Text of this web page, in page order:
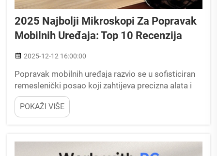
2025 Najbolji Mikroskopi Za Popravak
Mobilnih Uređaja: Top 10 Recenzija
2025-12-12 16:00:00
Popravak mobilnih uređaja razvio se u sofisticiran
remeslenički posao koji zahtijeva precizna alata i
izuzetnu vizualnu jasnoću. Savremeni pametni
telefoni ugrađuju sve složenije komponente u
izuzetno malim prostorima, što čini tradicionalne
POKAŽI VIŠE